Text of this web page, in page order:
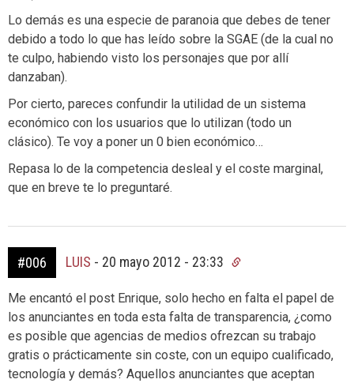
Lo demás es una especie de paranoia que debes de tener
debido a todo lo que has leído sobre la SGAE (de la cual no
te culpo, habiendo visto los personajes que por allí
danzaban).
Por cierto, pareces confundir la utilidad de un sistema
económico con los usuarios que lo utilizan (todo un
clásico). Te voy a poner un 0 bien económico…
Repasa lo de la competencia desleal y el coste marginal,
que en breve te lo preguntaré.
#006 LUIS - 20 mayo 2012 - 23:33
Me encantó el post Enrique, solo hecho en falta el papel de
los anunciantes en toda esta falta de transparencia, ¿como
es posible que agencias de medios ofrezcan su trabajo
gratis o prácticamente sin coste, con un equipo cualificado,
tecnología y demás? Aquellos anunciantes que aceptan